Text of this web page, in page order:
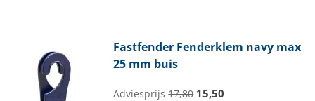
Fastfender Fenderklem navy max
25 mm buis
Adviesprijs17,80 15,50